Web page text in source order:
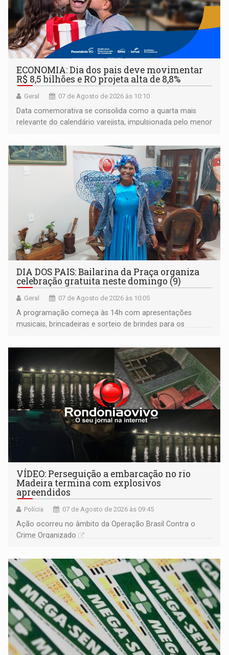
ECONOMIA: Dia dos pais deve movimentar
R$ 8,5 bilhões e RO projeta alta de 8,8%
Geral 07 de Agosto de 2026 às 10:10
Data comemorativa se consolida como a quarta mais
relevante do calendário varejista, impulsionada pelo menor
média do trabalhador
DIA DOS PAIS: Bailarina da Praça organiza
celebração gratuita neste domingo (9)
Geral 07 de Agosto de 2026 às 10:05
A programação começa às 14h com apresentações
musicais, brincadeiras e sorteio de brindes para os
bolo e canto de parabéns dedicado aos pais
VÍDEO: Perseguição a embarcação no rio
Madeira termina com explosivos
apreendidos
Polícia 07 de Agosto de 2026 às 09:45
Ação ocorreu no âmbito da Operação Brasil Contra o
Crime Organizado